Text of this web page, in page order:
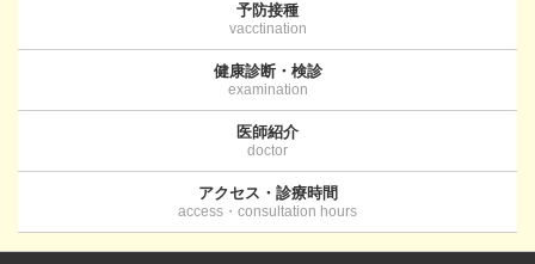
予防接種
vacctination
健康診断・検診
examination
医師紹介
doctor
アクセス・診療時間
access・consultation hours